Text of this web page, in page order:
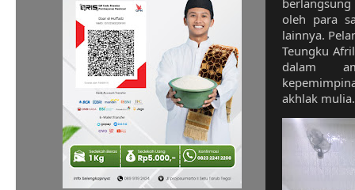
oleh para
lainnya.
Teungku
dalam
akhlak mulia.